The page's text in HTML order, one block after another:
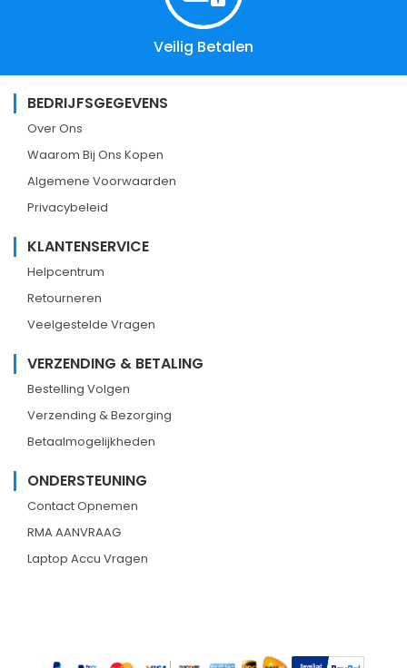
Veilig Betalen
BEDRIJFSGEGEVENS
Over Ons
Waarom Bij Ons Kopen
Algemene Voorwaarden
Privacybeleid
KLANTENSERVICE
Helpcentrum
Retourneren
Veelgestelde Vragen
VERZENDING & BETALING
Bestelling Volgen
Verzending & Bezorging
Betaalmogelijkheden
ONDERSTEUNING
Contact Opnemen
RMA AANVRAAG
Laptop Accu Vragen